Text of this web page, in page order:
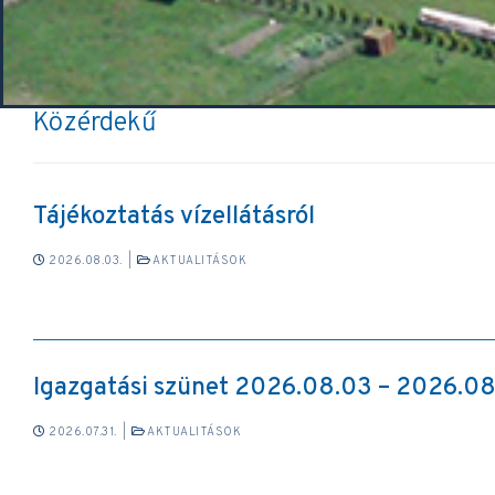
Közérdekű
Tájékoztatás vízellátásról
2026.08.03. AKTUALITÁSOK
Igazgatási szünet 2026.08.03 –
2026.07.31. AKTUALITÁSOK